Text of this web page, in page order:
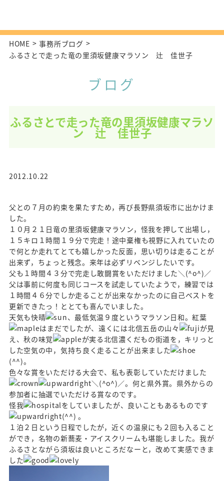
HOME
事務所ブログ
ふるさとで走った竜の里須坂健康マラソン 辻 佳世子
ブログ
ふるさとで走った竜の里須坂健康マラソ
ン 辻 佳世子
2012.10.22
父との７月の約束を果たすため，再び長野県須坂市に出かけま
した。
１０月２１日竜の里須坂健康マラソン，怪我を押して出場し，
１５キロ１時間１９分で完走！途中棄権も視野に入れていたの
で何とか走れてとても嬉しかった反面，思い切りは走ることが
出来ず，ちょっと残念。来年は必ずリベンジしたいです。
父も１時間４３分で完走し敢闘賞をいただけました＼(^o^)／
父は事前に何度も同じコースを試走していたようで，練習では
１時間４６分でしか走ることが出来なかったのに自己ベストを
更新できたっ！ととても喜んでいました。
天気も快晴
、最低気温９度というマラソン日和。紅葉
はまだでしたが、遠くには北信五岳の山々
が見
え、秋の味覚
が実る北信濃くだもの街道を，キリっと
した空気の中，気持ち良く走ることが出来ました
(^^)。
色々な賞をいただける大会で、私も表彰していただけました
＼(^o^)／。何と県外賞。県外からの
参加者に抽選でいただける賞なのです。
怪我
をしていましたが、良いこともあるものです
(^^) 。
１泊２日という日程でしたが，近くの温泉にも２回も入ること
ができ，名物の新蕎麦・アイスクリームも堪能しました。我が
ふるさとながら須坂は良いところだなーと，改めて実感できま
した